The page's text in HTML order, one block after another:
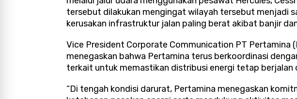
tersebut dilakukan mengingat wilayah tersebut menjadi
kerusakan infrastruktur jalan paling berat akibat banjir
Vice President Corporate Communication PT Pertamina
menegaskan bahwa Pertamina terus berkoordinasi
terkait untuk memastikan distribusi energi tetap berjalan
“Di tengah kondisi darurat, Pertamina menegaskan